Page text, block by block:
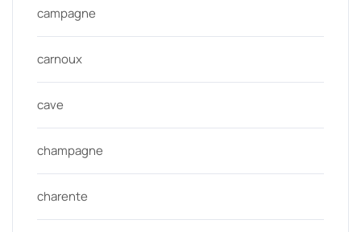
campagne
carnoux
cave
champagne
charente